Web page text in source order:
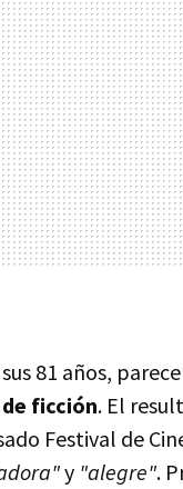
81 años,
ficción. El
Festival de
y "alegre".